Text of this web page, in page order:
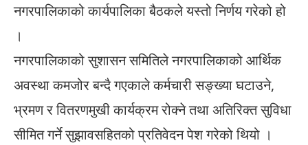
नगरपालिकाको कार्यपालिका बैठकले यस्तो निर्णय गरेको हो
।
नगरपालिकाको सुशासन समितिले नगरपालिकाको आर्थिक
अवस्था कमजोर बन्दै गएकाले कर्मचारी सङ्ख्या घटाउने,
भ्रमण र वितरणमुखी कार्यक्रम रोक्ने तथा अतिरिक्त सुविधा
सीमित गर्ने सुझावसहितको प्रतिवेदन पेश गरेको थियो ।